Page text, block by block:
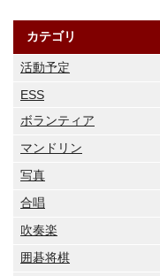
カテゴリ
活動予定
ESS
ボランティア
マンドリン
写真
合唱
吹奏楽
囲碁将棋